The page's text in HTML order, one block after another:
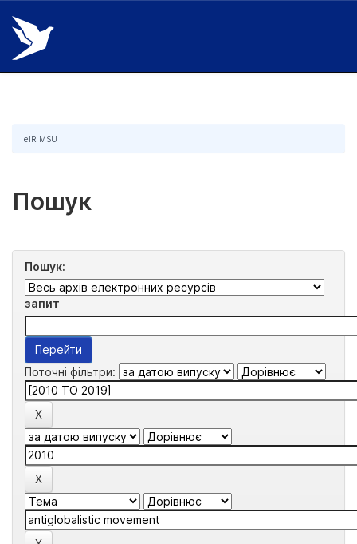
Skip
navigation
eIR MSU
Пошук
Пошук:
запит
Поточні фільтри: